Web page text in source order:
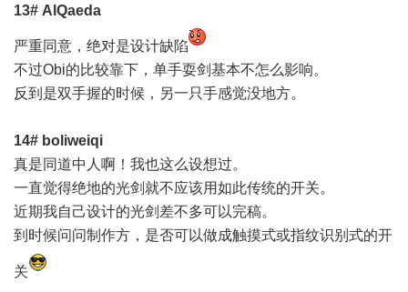
13# AlQaeda
严重同意，绝对是设计缺陷
不过Obi的比较靠下，单手耍剑基本不怎么影响。
反到是双手握的时候，另一只手感觉没地方。
14# boliweiqi
真是同道中人啊！我也这么设想过。
一直觉得绝地的光剑就不应该用如此传统的开关。
近期我自己设计的光剑差不多可以完稿。
到时候问问制作方，是否可以做成触摸式或指纹识别式的开
关